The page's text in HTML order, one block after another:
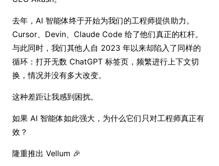
去年，AI 智能体终于开始为我们的工程师提供助力。
Cursor、Devin、Claude Code 给了他们真正的杠杆。
与此同时，我们其他人自 2023 年以来却陷入了同样的
循环：打开无数 ChatGPT 标签页，频繁进行上下文切
换，情况并没有多大改变。
这种差距让我感到困扰。
如果 AI 智能体如此强大，为什么它们只对工程师真正有
效？
隆重推出 Vellum 🎉